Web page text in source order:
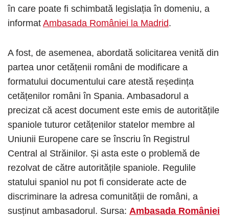
în care poate fi schimbată legislația în domeniu, a
informat Ambasada României la Madrid.
A fost, de asemenea, abordată solicitarea venită din
partea unor cetățenii români de modificare a
formatului documentului care atestă reședința
cetățenilor români în Spania. Ambasadorul a
precizat că acest document este emis de autoritățile
spaniole tuturor cetățenilor statelor membre al
Uniunii Europene care se înscriu în Registrul
Central al Străinilor. Și asta este o problemă de
rezolvat de către autoritățile spaniole. Regulile
statului spaniol nu pot fi considerate acte de
discriminare la adresa comunității de români, a
susținut ambasadorul. Sursa: Ambasada României